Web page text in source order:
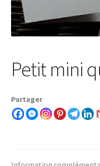
Petit mini
Partager